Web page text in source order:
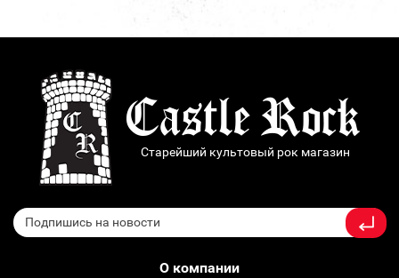
Старейший культовый рок магазин
О компании